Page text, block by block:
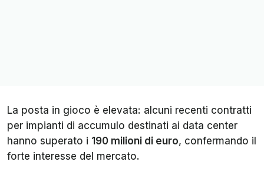
La posta in gioco è elevata: alcuni recenti contratti
per impianti di accumulo destinati ai data center
hanno superato i 190 milioni di euro, confermando il
forte interesse del mercato.